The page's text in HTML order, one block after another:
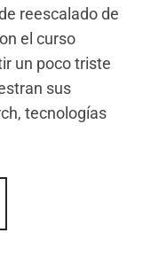
reescalado de
el curso
un poco triste
sus
tecnologías